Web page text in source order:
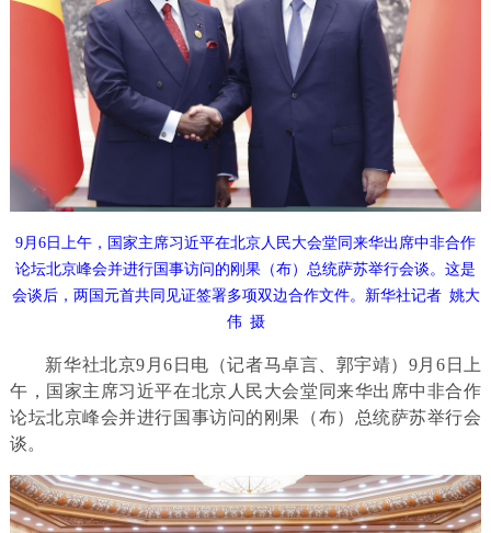
9月6日上午，国家主席习近平在北京人民大会堂同来华出席中非合作
论坛北京峰会并进行国事访问的刚果（布）总统萨苏举行会谈。这是
会谈后，两国元首共同见证签署多项双边合作文件。新华社记者 姚大
伟 摄
新华社北京9月6日电（记者马卓言、郭宇靖）9月6日上
午，国家主席习近平在北京人民大会堂同来华出席中非合作
论坛北京峰会并进行国事访问的刚果（布）总统萨苏举行会
谈。